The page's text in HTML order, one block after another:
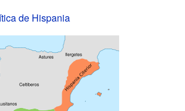
de Hispania